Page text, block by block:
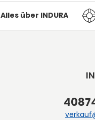
Alles über INDURA